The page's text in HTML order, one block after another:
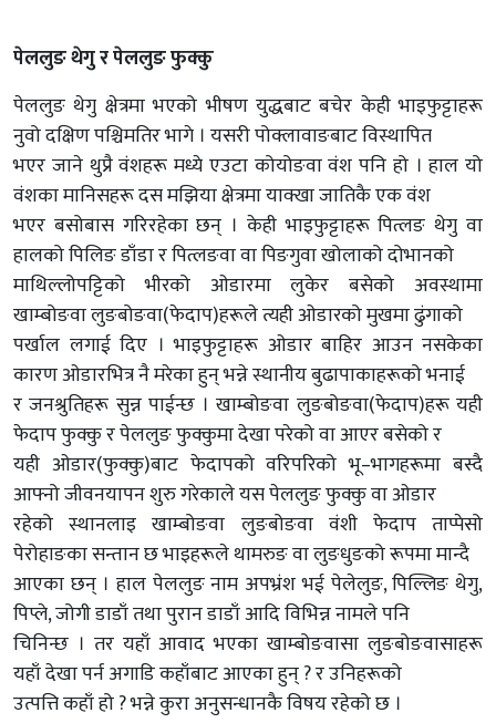
पेललुङ थेगु र पेललुङ फुक्कु
पेललुङ थेगु क्षेत्रमा भएको भीषण युद्धबाट बचेर केही भाइफुट्टाहरू
नुवो दक्षिण पश्चिमतिर भागे । यसरी पोक्लावाङबाट विस्थापित
भएर जाने थुप्रै वंशहरू मध्ये एउटा कोयोङवा वंश पनि हो । हाल यो
वंशका मानिसहरू दस मझिया क्षेत्रमा याक्खा जातिकै एक वंश
भएर बसोबास गरिरहेका छन् । केही भाइफुट्टाहरू पित्लङ थेगु वा
हालको पिलिङ डाँडा र पित्लङवा वा पिङगुवा खोलाको दोभानको
माथिल्लोपट्टिको भीरको ओडारमा लुकेर बसेको अवस्थामा
खाम्बोङवा लुङबोङवा(फेदाप)हरूले त्यही ओडारको मुखमा ढुंगाको
पर्खाल लगाई दिए । भाइफुट्टाहरू ओडार बाहिर आउन नसकेका
कारण ओडारभित्र नै मरेका हुन् भन्ने स्थानीय बुढापाकाहरूको भनाई
र जनश्रुतिहरू सुन्न पाईन्छ । खाम्बोङवा लुङबोङवा(फेदाप)हरू यही
फेदाप फुक्कु र पेललुङ फुक्कुमा देखा परेको वा आएर बसेको र
यही ओडार(फुक्कु)बाट फेदापको वरिपरिको भू–भागहरूमा बस्दै
आफ्नो जीवनयापन शुरु गरेकाले यस पेललुङ फुक्कु वा ओडार
रहेको स्थानलाइ खाम्बोङवा लुङबोङवा वंशी फेदाप ताप्पेसो
पेरोहाङका सन्तान छ भाइहरूले थामरुङ वा लुङधुङको रूपमा मान्दै
आएका छन् । हाल पेललुङ नाम अपभ्रंश भई पेलेलुङ, पिल्लिङ थेगु,
पिप्ले, जोगी डाडाँ तथा पुरान डाडाँ आदि विभिन्न नामले पनि
चिनिन्छ । तर यहाँ आवाद भएका खाम्बोङवासा लुङबोङवासाहरू
यहाँ देखा पर्न अगाडि कहाँबाट आएका हुन् ? र उनिहरूको
उत्पत्ति कहाँ हो ? भन्ने कुरा अनुसन्धानकै विषय रहेको छ ।